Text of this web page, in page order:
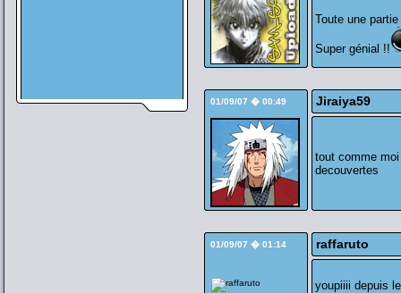
Toute une
Super génial !!
01/09/07 � 00:49 Jiraiya59
tout comme
decouvertes
01/09/07 � 01:14 raffaruto
youpiiii depuis